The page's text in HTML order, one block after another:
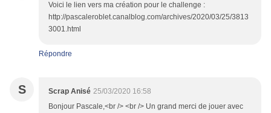
Voici le lien vers ma création pour le challenge :
http://pascaleroblet.canalblog.com/archives/2020/03/25/3813
3001.html
Répondre
S Scrap Anisé 25/03/2020 16:58
Bonjour Pascale,<br /> <br /> Un grand merci de jouer avec